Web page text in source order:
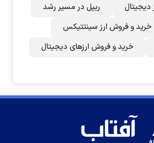
ریپل در مسیر رشد
خرید و فروش ارز سینتتیکس
خرید و فروش ارزهای دیجیتال